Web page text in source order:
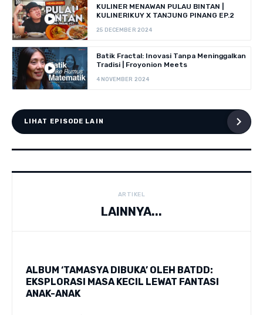
KULINER MENAWAN PULAU BINTAN |
KULINERIKUY X TANJUNG PINANG EP.2
25 DECEMBER 2024
Batik Fractal: Inovasi Tanpa Meninggalkan
Tradisi | Froyonion Meets
4 NOVEMBER 2024
LIHAT EPISODE LAIN
ARTIKEL
LAINNYA...
ALBUM ‘TAMASYA DIBUKA’ OLEH BATDD:
EKSPLORASI MASA KECIL LEWAT FANTASI
ANAK-ANAK